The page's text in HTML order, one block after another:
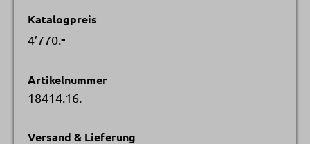
Katalogpreis
4’770.-
Artikelnummer
18414.16.
Versand & Lieferung